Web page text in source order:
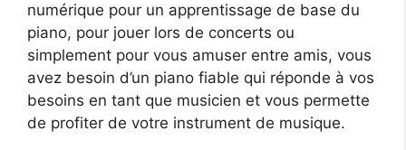
numérique pour un apprentissage de base du
piano, pour jouer lors de concerts ou
simplement pour vous amuser entre amis, vous
avez besoin d’un piano fiable qui réponde à vos
besoins en tant que musicien et vous permette
de profiter de votre instrument de musique.